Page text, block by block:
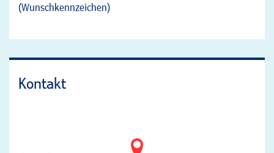
(Wunschkennzeichen)
Kontakt